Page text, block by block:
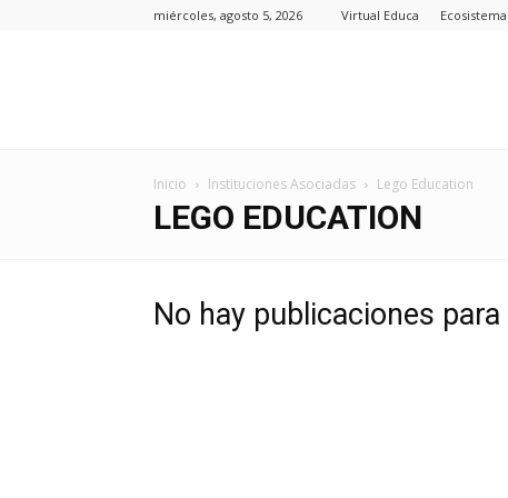
miércoles, agosto 5, 2026 Virtual Educa Ecosistema
Inicio Instituciones Asociadas Lego Education
LEGO EDUCATION
No hay publicaciones